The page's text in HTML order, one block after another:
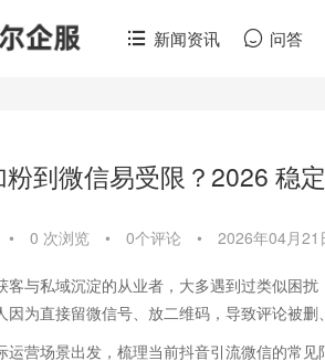
新闻资讯 问答
到微信易受限？2026 稳
• 0 次浏览 • 0个评论 • 2026年04月21
客与私域沉淀的从业者，大多遇到过类似困扰
因为直接留微信号、放二维码，导致评论被
运营场景出发，梳理当前抖音引流微信的常